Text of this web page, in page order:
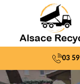
03